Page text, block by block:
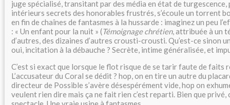
juge spécialisé, transitant par des média en état de
intérieurs secrets des honorables frustrés, s’écoule un torrent
en fin de chaînes de fantasmes à la hussarde : imaginez un peu
: « Un enfant pour la nuit » (Témoignage chrétien, attribuée à un
d’autres, des dizaines d’autres crousti-crousti. Qu’est-ce sinon
oui, incitation à la débauche ? Secrète, intime généralisée, et
C’est si exact que lorsque le flot risque de se tarir faute de faits
L’accusateur du Coral se dédit ? hop, on en tire un autre du
directeur de Possible s’avère désespérément vide, hop on
veulent rien dire mais ça ne fait rien c’est reparti. Bien que privé,